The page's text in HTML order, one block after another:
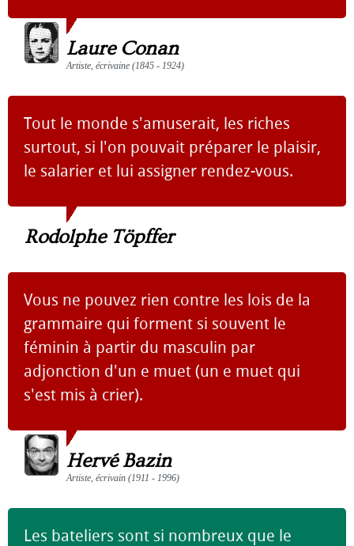
Laure Conan
Artiste, écrivaine (1845 - 1924)
Tout le monde s'amuserait, les riches
surtout, si l'on pouvait préparer le plaisir,
le salarier et lui assigner rendez-vous.
Rodolphe Töpffer
Vous ne pouvez rien contre les lois de la
grammaire qui forment si souvent le
féminin à partir du masculin par
adjonction d'un e muet (un e muet qui
s'est mis à crier).
Hervé Bazin
Artiste, écrivain (1911 - 1996)
Les bateliers sont si nombreux que le